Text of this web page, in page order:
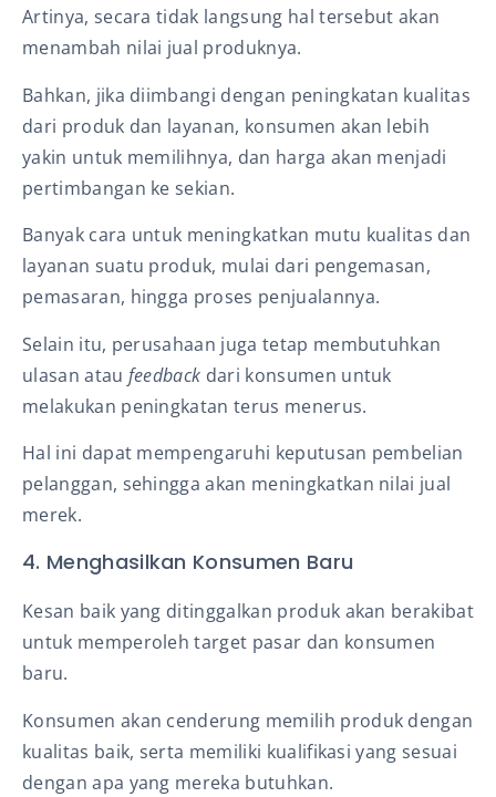
Artinya, secara tidak langsung hal tersebut akan
menambah nilai jual produknya.
Bahkan, jika diimbangi dengan peningkatan kualitas
dari produk dan layanan, konsumen akan lebih
yakin untuk memilihnya, dan harga akan menjadi
pertimbangan ke sekian.
Banyak cara untuk meningkatkan mutu kualitas dan
layanan suatu produk, mulai dari pengemasan,
pemasaran, hingga proses penjualannya.
Selain itu, perusahaan juga tetap membutuhkan
ulasan atau feedback dari konsumen untuk
melakukan peningkatan terus menerus.
Hal ini dapat mempengaruhi keputusan pembelian
pelanggan, sehingga akan meningkatkan nilai jual
merek.
4. Menghasilkan Konsumen Baru
Kesan baik yang ditinggalkan produk akan berakibat
untuk memperoleh target pasar dan konsumen
baru.
Konsumen akan cenderung memilih produk dengan
kualitas baik, serta memiliki kualifikasi yang sesuai
dengan apa yang mereka butuhkan.